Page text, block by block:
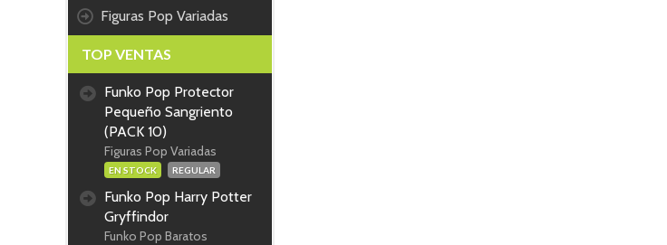
Figuras Pop Variadas
TOP VENTAS
Funko Pop Protector
Pequeño Sangriento
(PACK 10)
Figuras Pop Variadas
EN STOCK REGULAR
Funko Pop Harry Potter
Gryffindor
Funko Pop Baratos